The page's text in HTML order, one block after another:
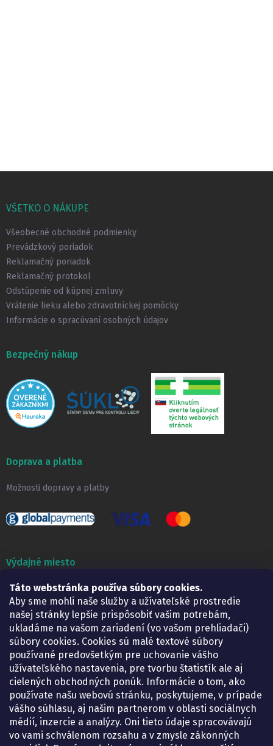
Táto webstránka používa súbory cookies.
Aby sme mohli naše služby a užívateľské prostredie
našej stránky lepšie prispôsobiť vašim potrebám,
ukladáme na vašom zariadení (vo vašom prehliadači)
súbory cookies. Cookies sú malé textové súbory
používané predovšetkým pre uchovanie vášho
užívateľského nastavenia, pre tvorbu štatistík ale aj
cielených obchodných ponúk. Informácie o tom, ako
používate našu webovú stránku, poskytujeme, v prípade
vášho súhlasu, aj našim partnerom v oblasti sociálnych
médií, inzercie a analýzy. Oni tieto údaje spracovávajú
vo vami schválenom rozsahu a v zmysle zákonných
pVŠETKO O NÁKUPE
Všeobecné obchodné podmienky
Prevádzkový poriadok
Reklamačný poriadok
Reklamačný protokol
Odstúpenie od kúpnej zmluvy
Vrátenie lieku alebo zdravotníckej pomôcky
Informácie o spracúvaní osobných údajov
Bezpečný nákup
Doprava a platba
Možnosti dopravy a platby
Výdajné miesto
Lekáreň ADONAI
Košice – Smetanova 2
Pondelok:
07.30 – 15.30 h.
Utorok:
07.30 – 16.00 h.
Streda:
07.30 – 16.00 h.
Štvrtok:
07.30 – 15.30 h.
Piatok:
07.30 – 15.30 h.
KONTAKT
eshop@lekarenadonai.sk
+421 948 203 203